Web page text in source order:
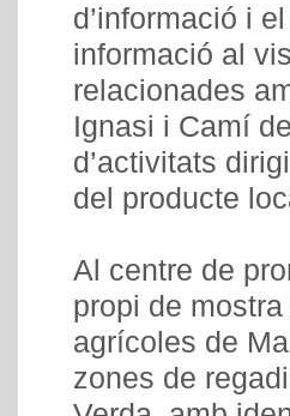
d’informació i
informació al
relacionades
Ignasi i Camí
d’activitats
del producte
Al centre de
propi de
agrícoles de
zones de